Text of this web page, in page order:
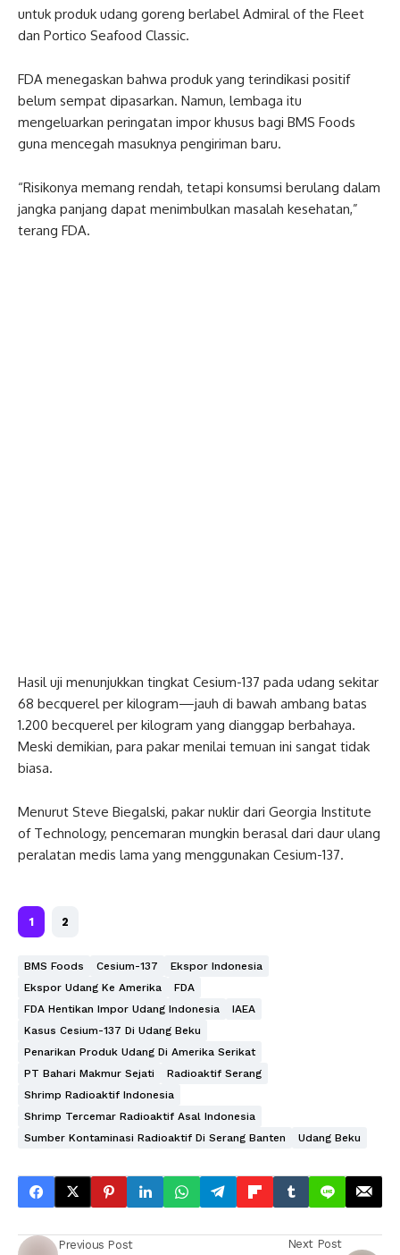
untuk produk udang goreng berlabel Admiral of the Fleet
dan Portico Seafood Classic.
FDA menegaskan bahwa produk yang terindikasi positif
belum sempat dipasarkan. Namun, lembaga itu
mengeluarkan peringatan impor khusus bagi BMS Foods
guna mencegah masuknya pengiriman baru.
“Risikonya memang rendah, tetapi konsumsi berulang dalam
jangka panjang dapat menimbulkan masalah kesehatan,”
terang FDA.
Hasil uji menunjukkan tingkat Cesium-137 pada udang sekitar
68 becquerel per kilogram—jauh di bawah ambang batas
1.200 becquerel per kilogram yang dianggap berbahaya.
Meski demikian, para pakar menilai temuan ini sangat tidak
biasa.
Menurut Steve Biegalski, pakar nuklir dari Georgia Institute
of Technology, pencemaran mungkin berasal dari daur ulang
peralatan medis lama yang menggunakan Cesium-137.
1 2
BMS Foods Cesium-137
Ekspor Indonesia
Ekspor Udang Ke Amerika
FDA
FDA Hentikan Impor Udang Indonesia
IAEA
Kasus Cesium-137 Di Udang Beku
Penarikan Produk Udang Di Amerika Serikat
PT Bahari Makmur Sejati
Radioaktif Serang
Shrimp Radioaktif Indonesia
Shrimp Tercemar Radioaktif Asal Indonesia
Sumber Kontaminasi Radioaktif Di Serang Banten
Udang Beku
Previous Post Next Post